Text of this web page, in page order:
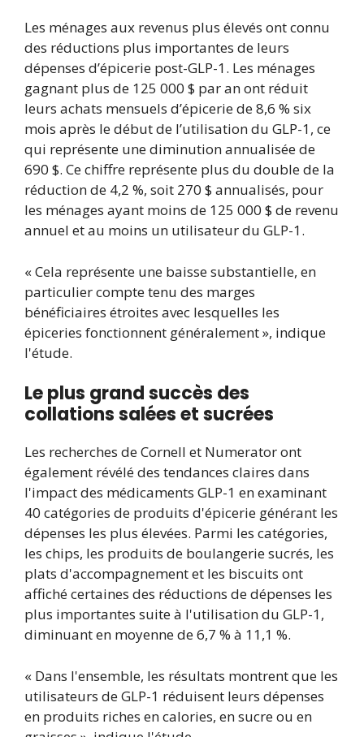
Les ménages aux revenus plus élevés ont connu
des réductions plus importantes de leurs
dépenses d’épicerie post-GLP-1. Les ménages
gagnant plus de 125 000 $ par an ont réduit
leurs achats mensuels d’épicerie de 8,6 % six
mois après le début de l’utilisation du GLP-1, ce
qui représente une diminution annualisée de
690 $. Ce chiffre représente plus du double de la
réduction de 4,2 %, soit 270 $ annualisés, pour
les ménages ayant moins de 125 000 $ de revenu
annuel et au moins un utilisateur du GLP-1.
« Cela représente une baisse substantielle, en
particulier compte tenu des marges
bénéficiaires étroites avec lesquelles les
épiceries fonctionnent généralement », indique
l'étude.
Le plus grand succès des
collations salées et sucrées
Les recherches de Cornell et Numerator ont
également révélé des tendances claires dans
l'impact des médicaments GLP-1 en examinant
40 catégories de produits d'épicerie générant les
dépenses les plus élevées. Parmi les catégories,
les chips, les produits de boulangerie sucrés, les
plats d'accompagnement et les biscuits ont
affiché certaines des réductions de dépenses les
plus importantes suite à l'utilisation du GLP-1,
diminuant en moyenne de 6,7 % à 11,1 %.
« Dans l'ensemble, les résultats montrent que les
utilisateurs de GLP-1 réduisent leurs dépenses
en produits riches en calories, en sucre ou en